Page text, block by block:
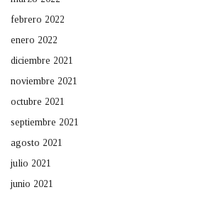
febrero 2022
enero 2022
diciembre 2021
noviembre 2021
octubre 2021
septiembre 2021
agosto 2021
julio 2021
junio 2021